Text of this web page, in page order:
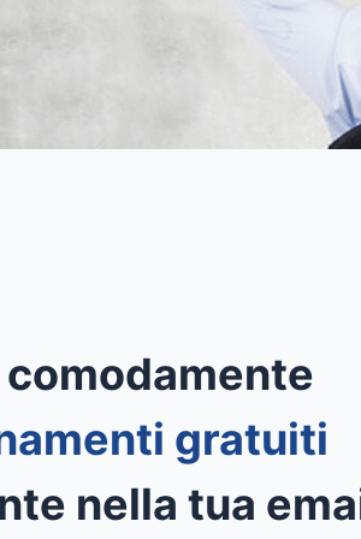
comodamente
gratuiti
nella tua